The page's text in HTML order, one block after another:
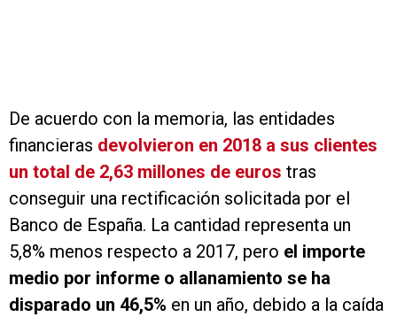
De acuerdo con la memoria, las entidades
financieras devolvieron en 2018 a sus clientes
un total de 2,63 millones de euros tras
conseguir una rectificación solicitada por el
Banco de España. La cantidad representa un
5,8% menos respecto a 2017, pero el importe
medio por informe o allanamiento se ha
disparado un 46,5% en un año, debido a la caída